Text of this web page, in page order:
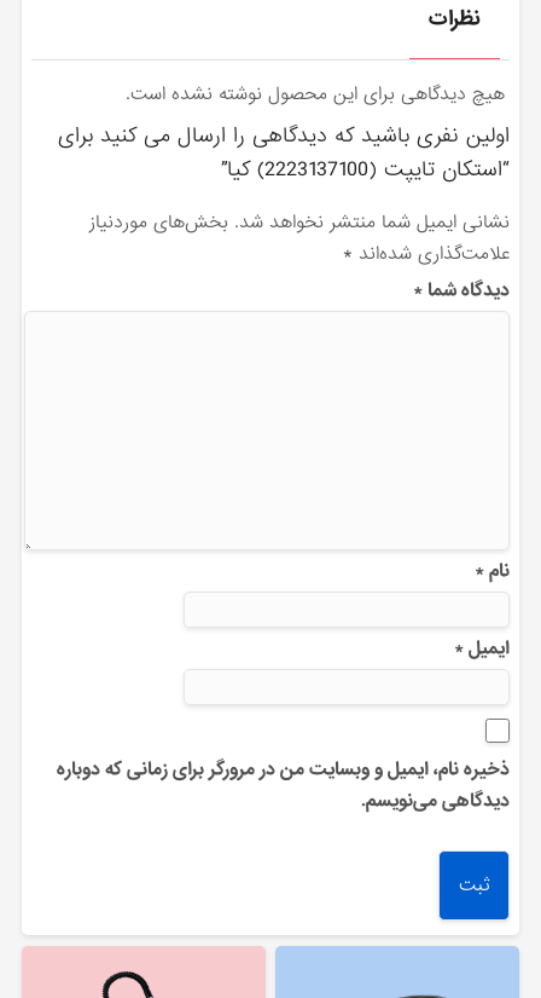
نظرات
هیچ دیدگاهی برای این محصول نوشته نشده است.
اولین نفری باشید که دیدگاهی را ارسال می کنید برای
“استكان تايپت (2223137100) کیا”
نشانی ایمیل شما منتشر نخواهد شد. بخش‌های موردنیاز
علامت‌گذاری شده‌اند *
دیدگاه شما*
نام*
ایمیل*
ذخیره نام، ایمیل و وبسایت من در مرورگر برای زمانی که دوباره
دیدگاهی می‌نویسم.